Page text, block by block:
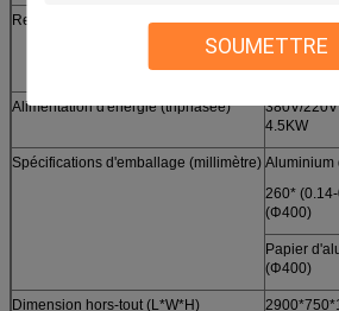
SOUMETTRE
Refroidissement de moule
(Réutilisez
d'eau en
40-80 l/h
Alimentation d'énergie (triphasée)
380V/
4.5KW
Spécifications d'emballage (millimètre) Aluminium
260*
(Φ400)
Papier
(Φ400)
Dimension hors-tout (L*W*H)